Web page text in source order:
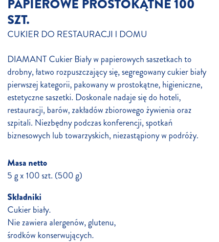
PAPIEROWE PROSTOKĄTNE 100
SZT.
CUKIER DO RESTAURACJI I DOMU
DIAMANT Cukier Biały w papierowych saszetkach to
drobny, łatwo rozpuszczający się, segregowany cukier biały
pierwszej kategorii, pakowany w prostokątne, higieniczne,
estetyczne saszetki. Doskonale nadaje się do hoteli,
restauracji, barów, zakładów zbiorowego żywienia oraz
szpitali. Niezbędny podczas konferencji, spotkań
biznesowych lub towarzyskich, niezastąpiony w podróży.
Masa netto
5 g x 100 szt. (500 g)
Składniki
Cukier biały.
Nie zawiera alergenów, glutenu,
środków konserwujących.